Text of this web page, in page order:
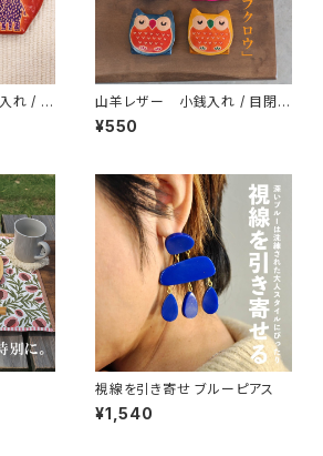
れ / ゾ
山羊レザー 小銭入れ / 目閉じ
フクロウ
¥550
視線を引き寄せ ブルーピアス
¥1,540